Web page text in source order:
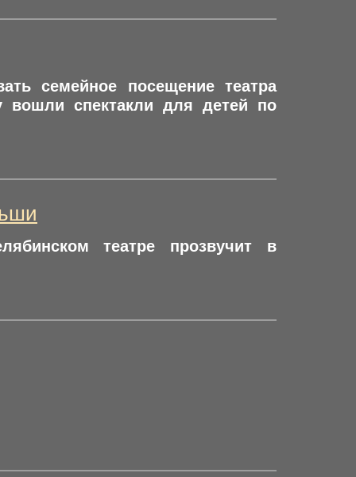
семейное посещение театра
спектакли для детей по
театре прозвучит в